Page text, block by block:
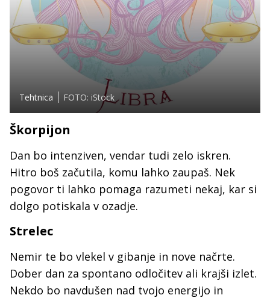
Tehtnica FOTO: iStock
Škorpijon
Dan bo intenziven, vendar tudi zelo iskren.
Hitro boš začutila, komu lahko zaupaš. Nek
pogovor ti lahko pomaga razumeti nekaj, kar si
dolgo potiskala v ozadje.
Strelec
Nemir te bo vlekel v gibanje in nove načrte.
Dober dan za spontano odločitev ali krajši izlet.
Nekdo bo navdušen nad tvojo energijo in